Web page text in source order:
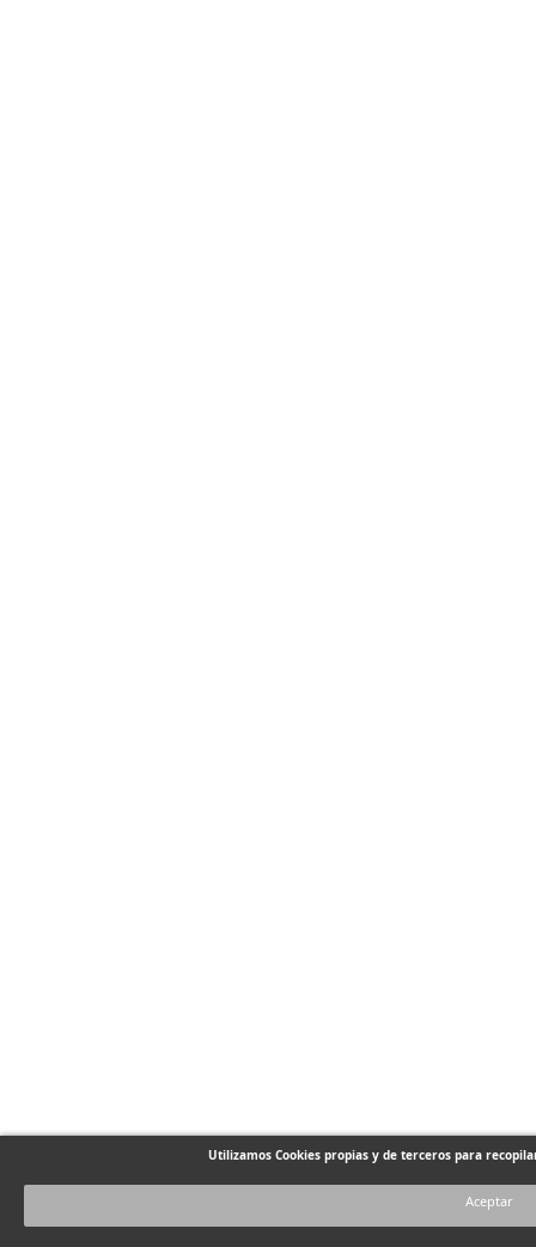
Utilizamos Cookies propias y de terceros para
Aceptar